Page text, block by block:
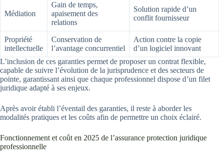
Médiation
Gain de temps,
apaisement des
relations
Solution rapide d’un
conflit fournisseur
Propriété
intellectuelle
Conservation de
l’avantage concurrentiel
Action contre la copie
d’un logiciel innovant
L’inclusion de ces garanties permet de proposer un contrat flexible,
capable de suivre l’évolution de la jurisprudence et des secteurs de
pointe, garantissant ainsi que chaque professionnel dispose d’un filet
juridique adapté à ses enjeux.
Après avoir établi l’éventail des garanties, il reste à aborder les
modalités pratiques et les coûts afin de permettre un choix éclairé.
Fonctionnement et coût en 2025 de l’assurance protection juridique
professionnelle